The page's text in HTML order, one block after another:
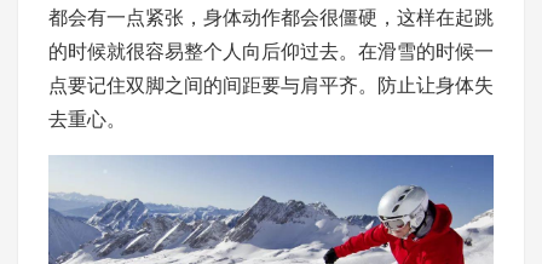
都会有一点紧张，身体动作都会很僵硬，这样在起跳
的时候就很容易整个人向后仰过去。在滑雪的时候一
点要记住双脚之间的间距要与肩平齐。防止让身体失
去重心。